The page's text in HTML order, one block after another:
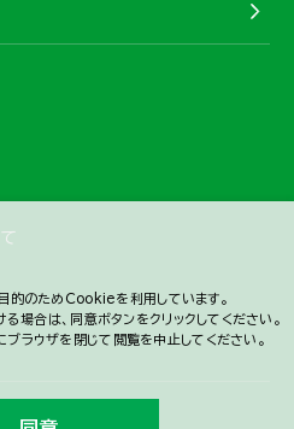
的のためCookieを利用しています。
合は、同意ボタンをクリックしてください。
ラウザを閉じて閲覧を中止してください。